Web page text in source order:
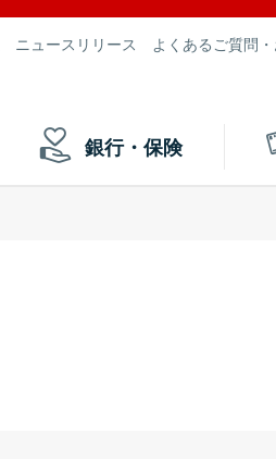
ニュースリリース よくあるご質問
銀行・保険